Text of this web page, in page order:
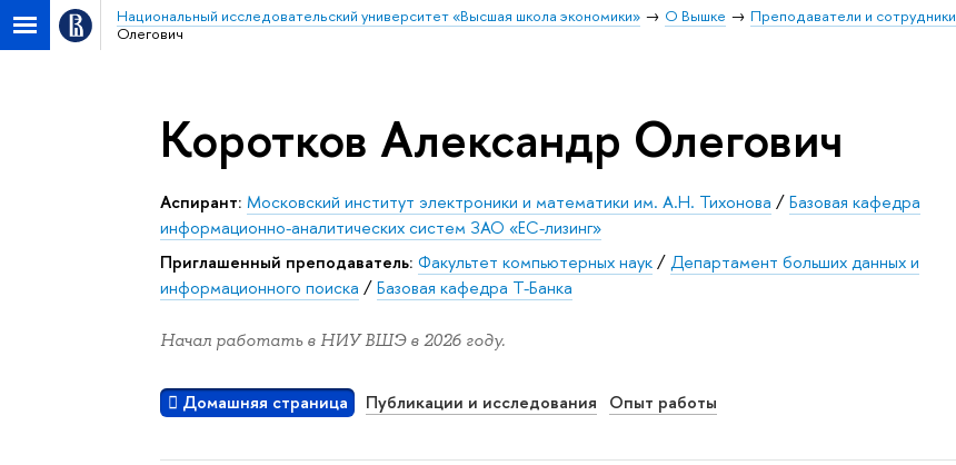
Национальный исследовательский университет «Высшая школа экономики» О Вышке Преподаватели и сотрудники
Олегович
Коротков Александр Олегович
аспирант: Московский институт электроники и математики им. А.Н. Тихонова /Базовая кафедра
информационно-аналитических систем ЗАО «ЕС-лизинг»
Приглашенный преподаватель: Факультет компьютерных наук/Департамент больших данных и
информационного поиска /Базовая кафедра Т-Банка
Начал работать в НИУ ВШЭ в 2026 году.
Домашняя страница Публикации и исследования Опыт работы